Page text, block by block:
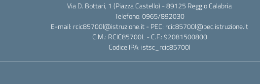
Via D. Bottari, 1 (Piazza Castello) - 89125 Reggio Calabria
Telefono: 0965/892030
E-mail: rcic85700l@istruzione.it - PEC: rcic85700l@pec.istruzione.it
C.M.: RCIC85700L - C.F.: 92081500800
Codice IPA: istsc_rcic85700l